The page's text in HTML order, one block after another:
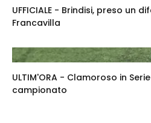
UFFICIALE - Brindisi, preso un
Francavilla
ULTIM'ORA - Clamoroso in
campionato